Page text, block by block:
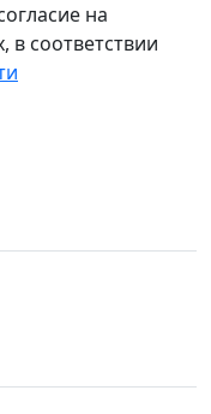
на
в соответствии